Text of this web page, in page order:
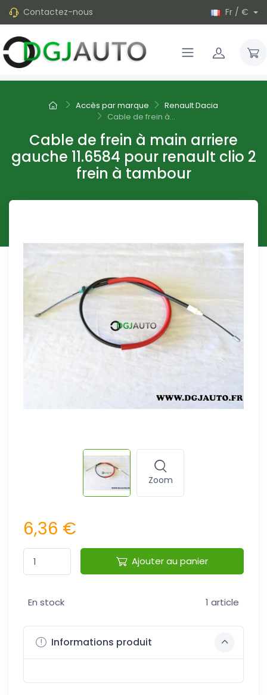
Contactez-nous Fr / €
Accès par marque
Renault Dacia
Cable de frein à...
Cable de frein à main arriere
gauche 11.6584 pour renault clio 2
frein à tambour
Zoom
6,36 €
Ajouter au panier
En stock 1 article
Informations produit